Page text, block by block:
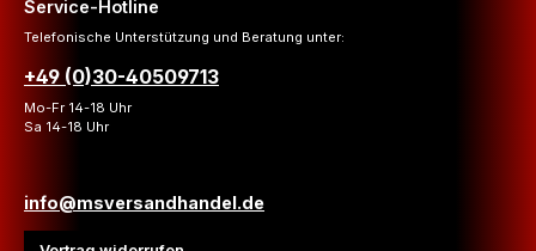
Service-Hotline
Telefonische Unterstützung und Beratung unter:
+49 (0)30-40509713
Mo-Fr 14-18 Uhr
Sa 14-18 Uhr
info@msversandhandel.de